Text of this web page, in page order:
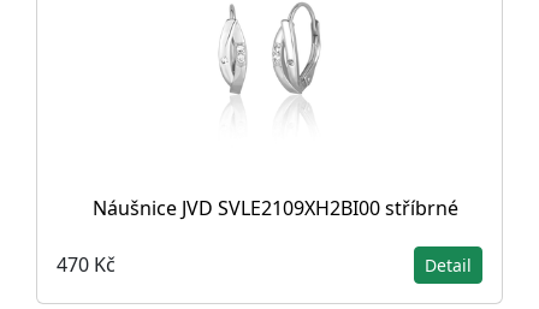
Náušnice JVD SVLE2109XH2BI00 stříbrné
470 Kč Detail